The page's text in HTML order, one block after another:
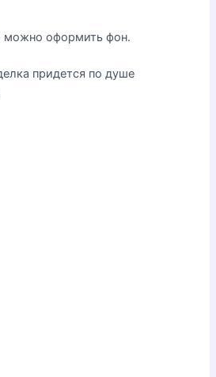
оформить фон.
придется по душе